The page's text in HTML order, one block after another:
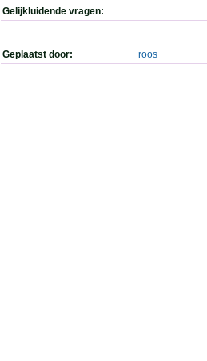
Gelijkluidende vragen:
Geplaatst door: roos